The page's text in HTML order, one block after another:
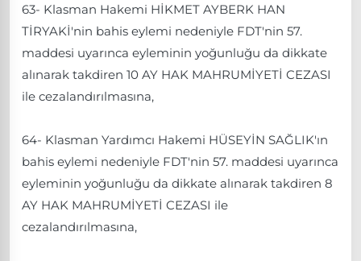
63- Klasman Hakemi HİKMET AYBERK HAN
TİRYAKİ'nin bahis eylemi nedeniyle FDT'nin 57.
maddesi uyarınca eyleminin yoğunluğu da dikkate
alınarak takdiren 10 AY HAK MAHRUMİYETİ CEZASI
ile cezalandırılmasına,
64- Klasman Yardımcı Hakemi HÜSEYİN SAĞLIK'ın
bahis eylemi nedeniyle FDT'nin 57. maddesi uyarınca
eyleminin yoğunluğu da dikkate alınarak takdiren 8
AY HAK MAHRUMİYETİ CEZASI ile
cezalandırılmasına,